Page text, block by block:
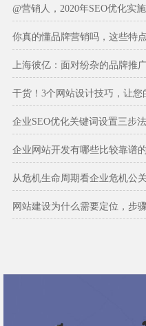
@营销人，2020年SEO优化实
你真的懂品牌营销吗，这些特
上海彼亿：面对纷杂的品牌推
干货！3个网站设计技巧，让您
企业SEO优化关键词设置三步
企业网站开发有哪些比较靠谱
从危机生命周期看企业危机公
网站建设为什么需要定位，步